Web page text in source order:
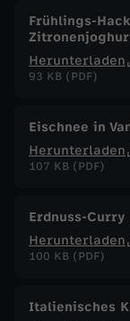
Frühlings-
Herunterladen
93 KB (PDF)
Eischnee in
Herunterladen
107 KB (PDF)
Erdnuss-
Herunterladen
100 KB (PDF)
Italienisches